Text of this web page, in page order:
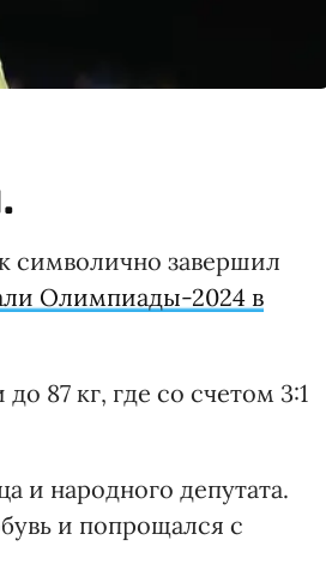
символично завершил
Олимпиады-2024 в
87 кг, где со счетом 3:1
и народного депутата.
и попрощался с